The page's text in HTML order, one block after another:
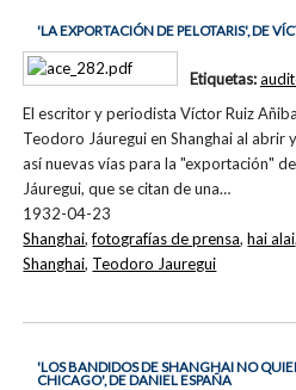
'LA EXPORTACIÓN DE PELOTARIS', DE
El escritor y periodista Víctor Ruiz
Teodoro Jáuregui en Shanghai al
así nuevas vías para la "exportación"
Jáuregui, que se citan de una…
1932-04-23
Etiquetas:
Shanghai,fotografías de prensa,hai alai
Shanghai, Teodoro Jauregui
'LOS BANDIDOS DE SHANGHAI NO
CHICAGO', DE DANIEL ESPAÑA